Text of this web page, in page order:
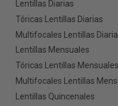
Lentillas Diarias
Tóricas Lentillas Diarias
Multifocales Lentillas
Lentillas Mensuales
Tóricas Lentillas Mensuales
Multifocales Lentillas
Lentillas Quincenales